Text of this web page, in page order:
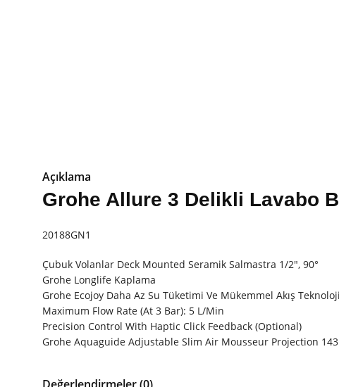
Açıklama
Grohe Allure 3 Delikli Lavabo
20188GN1
Çubuk Volanlar Deck Mounted Seramik Salmastra 1/2", 90°
Grohe Longlife Kaplama
Grohe Ecojoy Daha Az Su Tüketimi Ve Mükemmel Akış
Maximum Flow Rate (At 3 Bar): 5 L/Min
Precision Control With Haptic Click Feedback (Optional)
Grohe Aquaguide Adjustable Slim Air Mousseur Projection 143